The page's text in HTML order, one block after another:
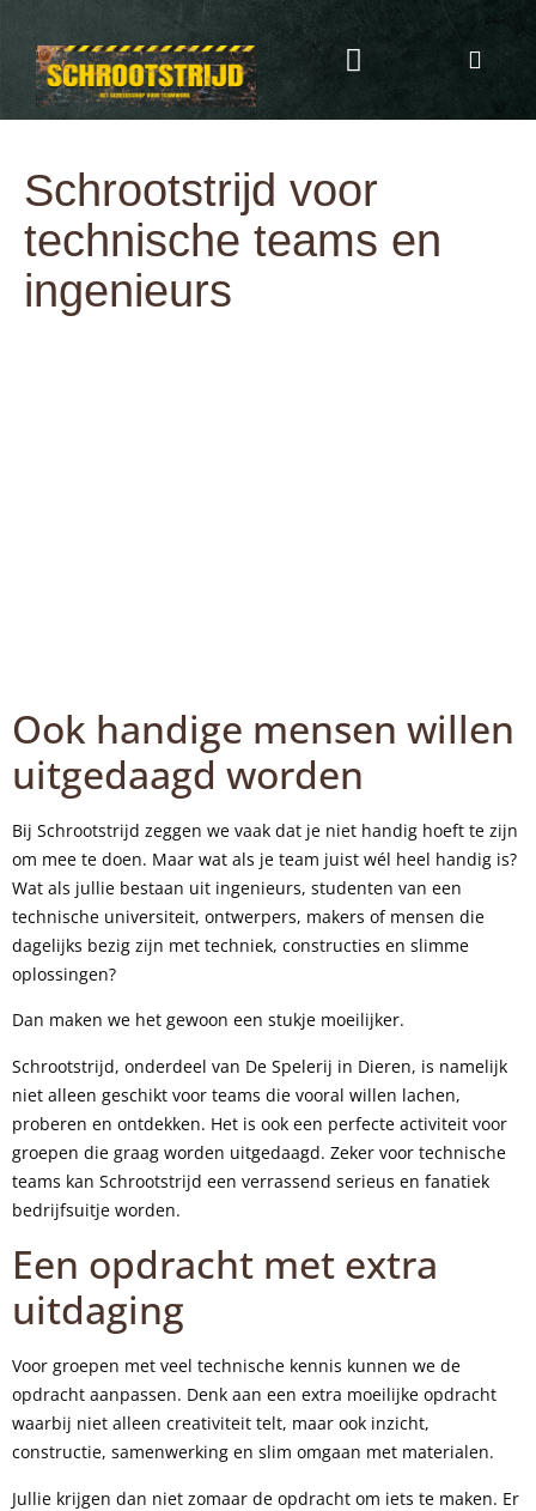
Schrootstrijd voor
technische teams en
ingenieurs
Ook handige mensen willen
uitgedaagd worden
Bij Schrootstrijd zeggen we vaak dat je niet handig hoeft te zijn
om mee te doen. Maar wat als je team juist wél heel handig is?
Wat als jullie bestaan uit ingenieurs, studenten van een
technische universiteit, ontwerpers, makers of mensen die
dagelijks bezig zijn met techniek, constructies en slimme
oplossingen?
Dan maken we het gewoon een stukje moeilijker.
Schrootstrijd, onderdeel van De Spelerij in Dieren, is namelijk
niet alleen geschikt voor teams die vooral willen lachen,
proberen en ontdekken. Het is ook een perfecte activiteit voor
groepen die graag worden uitgedaagd. Zeker voor technische
teams kan Schrootstrijd een verrassend serieus en fanatiek
bedrijfsuitje worden.
Een opdracht met extra
uitdaging
Voor groepen met veel technische kennis kunnen we de
opdracht aanpassen. Denk aan een extra moeilijke opdracht
waarbij niet alleen creativiteit telt, maar ook inzicht,
constructie, samenwerking en slim omgaan met materialen.
Jullie krijgen dan niet zomaar de opdracht om iets te maken. Er